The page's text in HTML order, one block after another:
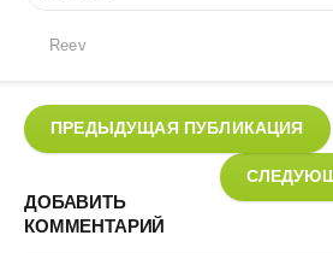
Reev
ПРЕДЫДУЩАЯ ПУБЛИКАЦИЯ
ДОБАВИТЬ
КОММЕНТАРИЙ